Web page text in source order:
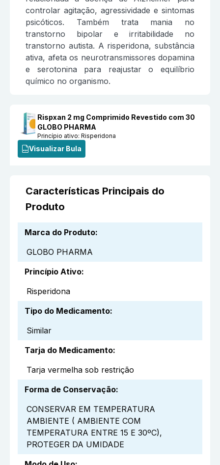
controlar agitação, agressividade e sintomas
psicóticos. Também trata mania no
transtorno bipolar e irritabilidade no
transtorno autista. A risperidona, substância
ativa, afeta os neurotransmissores dopamina
e serotonina para reajustar o equilíbrio
químico no organismo.
Rispxan 2 mg Comprimido Revestido com 30
GLOBO PHARMA
Princípio ativo:Risperidona
Visualizar Bula
Características Principais do
Produto
Marca do Produto:
GLOBO PHARMA
Princípio Ativo:
Risperidona
Tipo do Medicamento:
Similar
Tarja do Medicamento:
Tarja vermelha sob restrição
Forma de Conservação:
CONSERVAR EM TEMPERATURA
AMBIENTE ( AMBIENTE COM
TEMPERATURA ENTRE 15 E 30ºC),
PROTEGER DA UMIDADE